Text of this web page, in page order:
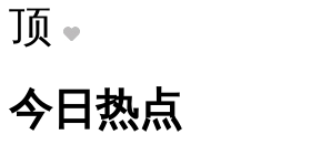
顶
今日热点